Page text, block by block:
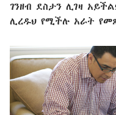
ገንዘብ ደስታን ሊገዛ
ሊረዱህ የሚችሉ አራት